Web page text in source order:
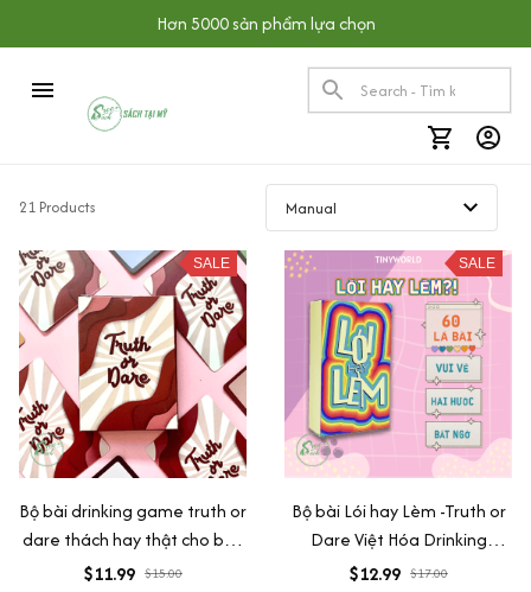
Hơn 5000 sản phẩm lựa chọn
21 Products
SALE
Bộ bài drinking game truth or
dare thách hay thật cho bạn
bè hottrend đi nhậu khuấy
$11.99 $15.00
SALE
Bộ bài Lói hay Lèm -Truth or
Dare Việt Hóa Drinking
Game Mang đến sự thú vị,
$12.99 $17.00